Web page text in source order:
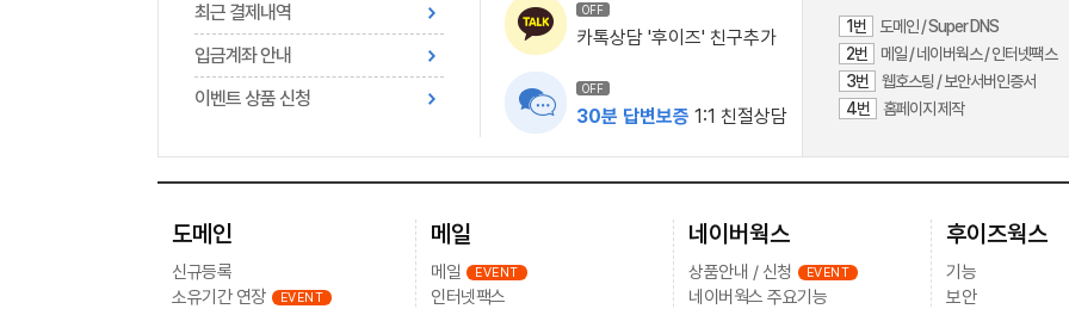
최근 결제내역
입금계좌 안내
이벤트 상품 신청
OFF
카톡상담 '후이즈' 친구추가
OFF
30분 답변보증 1:1 친절상담
1번
도메인 / Super DNS
2번
메일 / 네이버웍스 / 인터넷팩스
3번
웹호스팅 / 보안서버인증서
4번
홈페이지 제작
도메인
신규등록
소유기간 연장
EVENT
메일
메일 EVENT
인터넷팩스
네이버웍스
상품안내 / 신청 EVENT
네이버웍스 주요기능
후이즈웍스
기능
보안